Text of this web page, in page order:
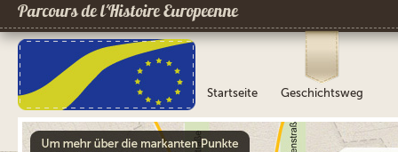
Parcours de l´Histoire Europeenne
Startseite Geschichtsweg